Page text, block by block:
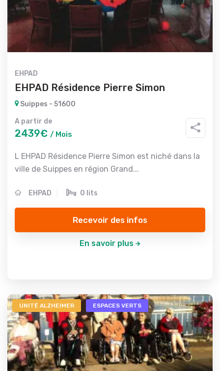
EHPAD
EHPAD Résidence Pierre Simon
Suippes - 51600
A partir de
2439€ / Mois
L EHPAD Résidence Pierre Simon est niché dans la
ville de Suippes en région Grand...
EHPAD 0 lits
Recevoir des infos
En savoir plus
UNITÉ ALZHEIMER ESPACES VERTS